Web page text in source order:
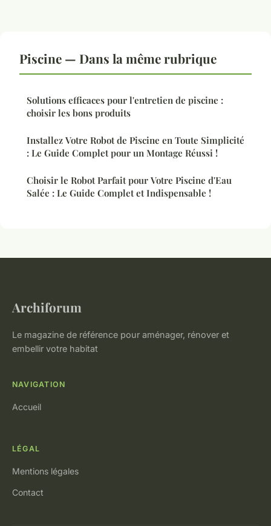
Piscine — Dans la même rubrique
Solutions efficaces pour l'entretien de piscine :
choisir les bons produits
Installez Votre Robot de Piscine en Toute Simplicité
: Le Guide Complet pour un Montage Réussi !
Choisir le Robot Parfait pour Votre Piscine d'Eau
Salée : Le Guide Complet et Indispensable !
Archiforum
Le magazine de référence pour aménager, rénover et
embellir votre habitat
NAVIGATION
Accueil
LÉGAL
Mentions légales
Contact